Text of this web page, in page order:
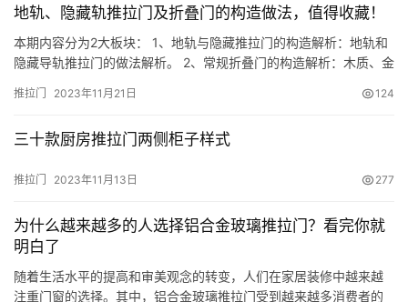
地轨、隐藏轨推拉门及折叠门的构造做法，值得收藏！
本期内容分为2大板块： 1、地轨与隐藏推拉门的构造解析：地轨和
隐藏导轨推拉门的做法解析。 2、常规折叠门的构造解析：木质、金
们提到过，移门的构造做法解析分为常规推拉门、玻璃推拉门、常
分析常见的两种常规推拉门的构造做法以及常规材质的标准…
推拉门 2023年11月21日 124
三十款厨房推拉门两侧柜子样式
推拉门 2023年11月13日 277
为什么越来越多的人选择铝合金玻璃推拉门？看完你就
明白了
随着生活水平的提高和审美观念的转变，人们在家居装修中越来越
注重门窗的选择。其中，铝合金玻璃推拉门受到越来越多消费者的